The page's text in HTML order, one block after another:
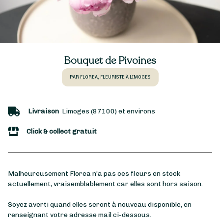
Bouquet de Pivoines
PAR FLOREA, FLEURISTE À LIMOGES
Livraison Limoges (87100) et environs
Click & collect gratuit
Malheureusement Florea n'a pas ces fleurs en stock
actuellement, vraisemblablement car elles sont hors saison.
Soyez averti quand elles seront à nouveau disponible, en
renseignant votre adresse mail ci-dessous.